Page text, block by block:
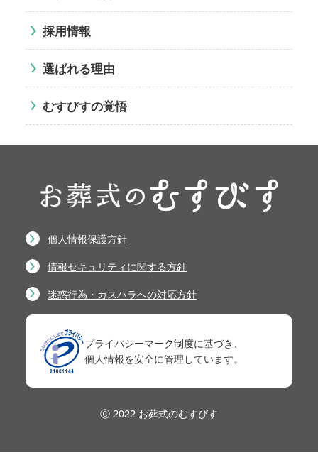
採用情報
選ばれる理由
むすびすの覚悟
個人情報保護方針
情報セキュリティに関する方針
迷惑行為・カスハラへの対応方針
プライバシーマーク制度に基づき、
個人情報を安全に管理しています。
Ⓒ 2022 お葬式のむすびす